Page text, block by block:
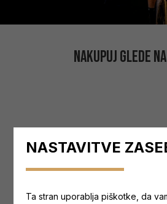
NAKUPUJ GLEDE
NASTAVITVE
Ta stran uporablja piškotke, da